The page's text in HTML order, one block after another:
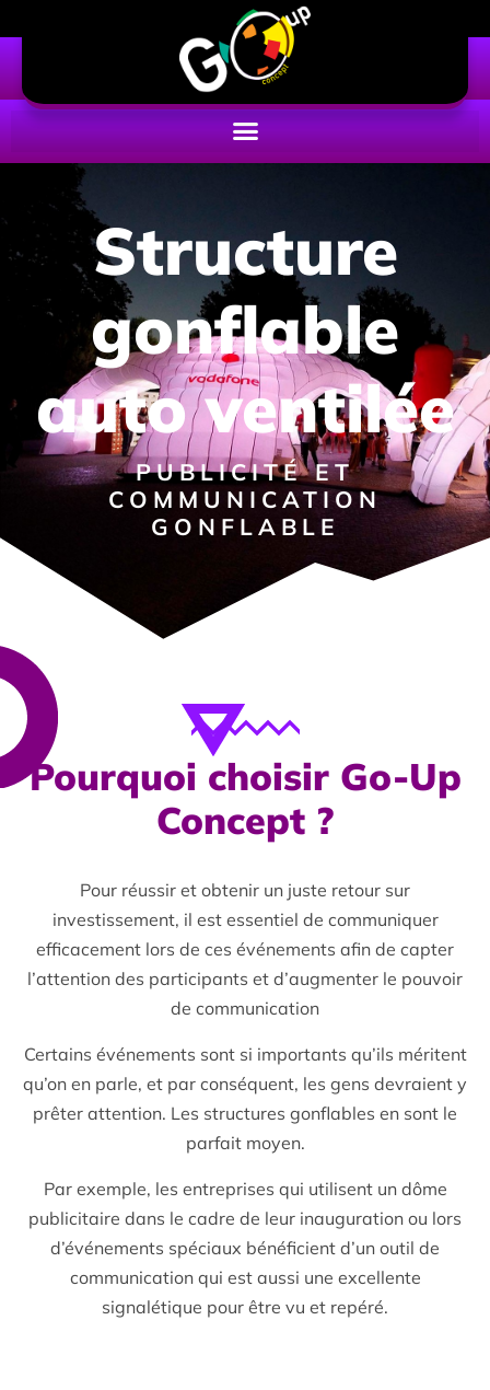
Structure
gonflable
auto ventilée
PUBLICITÉ ET
COMMUNICATION
GONFLABLE
Pourquoi choisir Go-Up
Concept ?​
Pour réussir et obtenir un juste retour sur
investissement, il est essentiel de communiquer
efficacement lors de ces événements afin de capter
l’attention des participants et d’augmenter le pouvoir
de communication
Certains événements sont si importants qu’ils méritent
qu’on en parle, et par conséquent, les gens devraient y
prêter attention. Les structures gonflables en sont le
parfait moyen.
Par exemple, les entreprises qui utilisent un dôme
publicitaire dans le cadre de leur inauguration ou lors
d’événements spéciaux bénéficient d’un outil de
communication qui est aussi une excellente
signalétique pour être vu et repéré.